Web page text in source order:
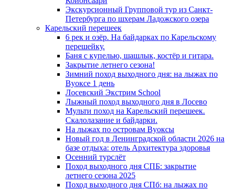
Экскурсионный Групповой тур из Санкт-
Петербурга по шхерам Ладожского озера
Карельский перешеек
6 рек и озёр. На байдарках по Карельскому
перешейку.
Баня с купелью, шашлык, костёр и гитара.
Закрытие летнего сезона!
Зимний поход выходного дня: на лыжах по
Вуоксе 1 день
Лосевский Экстрим School
Лыжный поход выходного дня в Лосево
Мульти поход на Карельский перешеек.
Скалолазание и байдарки.
На лыжах по островам Вуоксы
Новый год в Ленинградской области 2026 на
базе отдыха: отель Архитектура здоровья
Осенний турслёт
Поход выходного дня СПБ: закрытие
летнего сезона 2025
Поход выходного дня СПб: на лыжах по